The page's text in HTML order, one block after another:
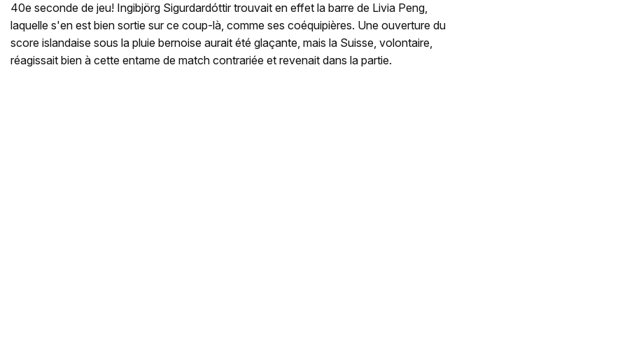
40e seconde de jeu! Ingibjörg Sigurdardóttir trouvait en effet la barre de Livia Peng,
laquelle s'en est bien sortie sur ce coup-là, comme ses coéquipières. Une ouverture du
score islandaise sous la pluie bernoise aurait été glaçante, mais la Suisse, volontaire,
réagissait bien à cette entame de match contrariée et revenait dans la partie.